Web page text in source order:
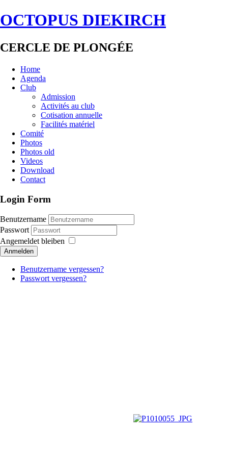
OCTOPUS DIEKIRCH
CERCLE DE PLONGÉE
Home
Agenda
Club
Admission
Activités au club
Cotisation annuelle
Facilités matériel
Comité
Photos
Photos old
Videos
Download
Contact
Login Form
Benutzername
Passwort
Angemeldet bleiben
Anmelden
Benutzername vergessen?
Passwort vergessen?